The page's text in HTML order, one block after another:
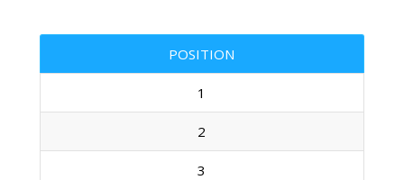
POSITION
1
2
3